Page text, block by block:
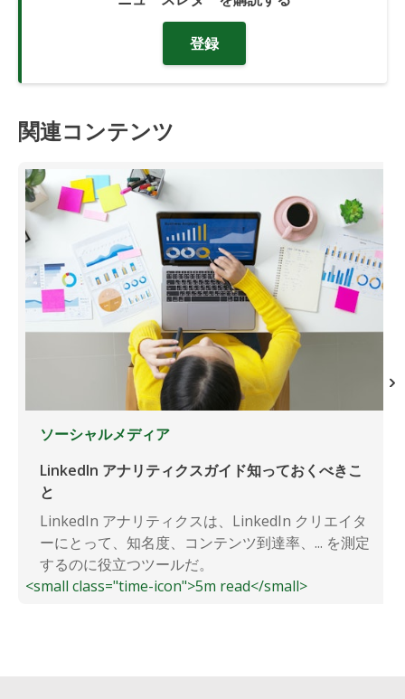
登録
関連コンテンツ
ソーシャルメディア
LinkedIn アナリティクスガイド知っておくべきこ
と
LinkedIn アナリティクスは、LinkedIn クリエイタ
ーにとって、知名度、コンテンツ到達率、... を測定
するのに役立つツールだ。
<small class="time-icon">5m read</small>